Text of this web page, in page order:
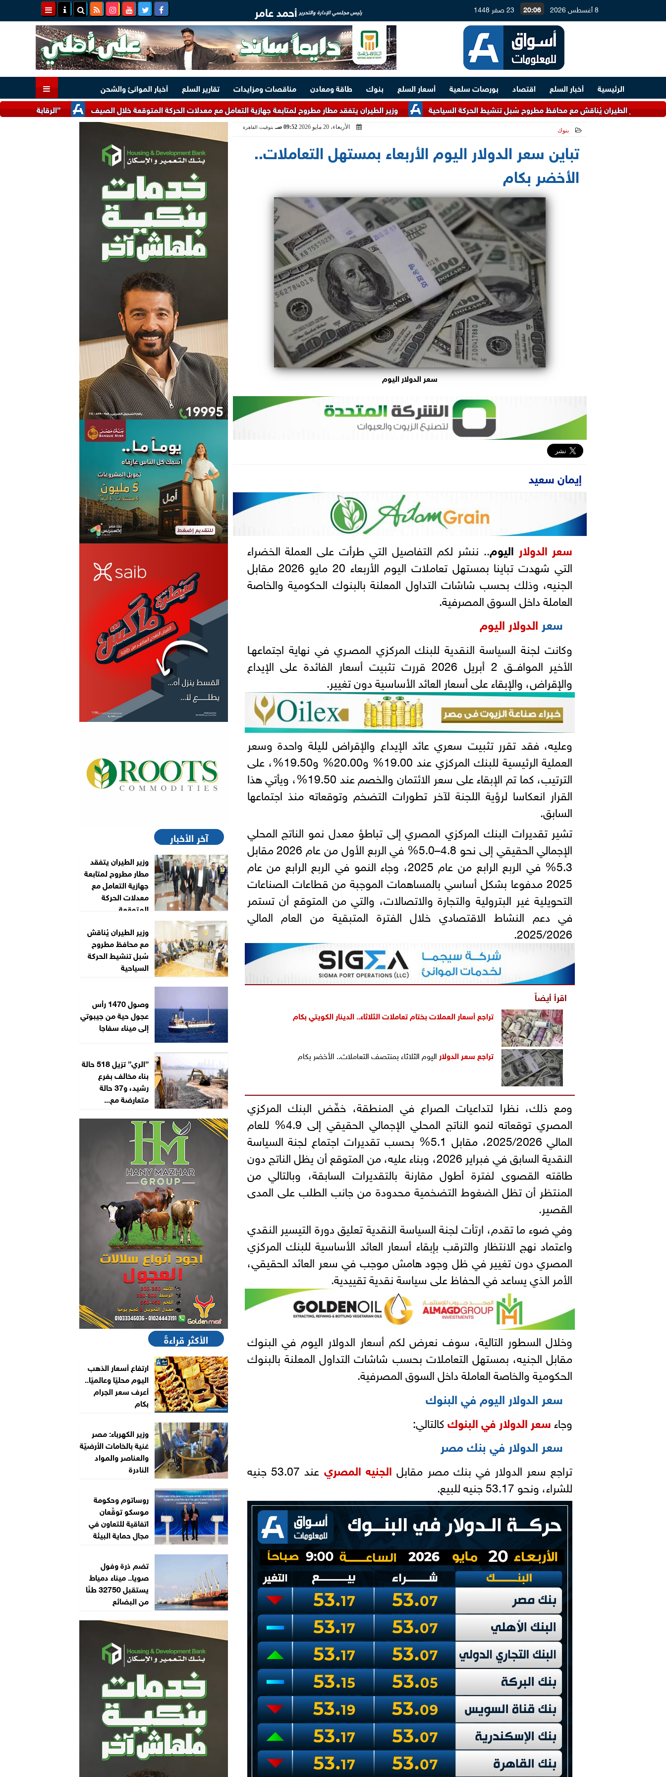
8 أغسطس 2026 20:06 23 صفر 1448 رئيس مجلسي الإدارة والتحرير أحمد عامر
الرئيسية أخبار السلع اقتصاد بورصات سلعية أسعار السلع بنوك طاقة ومعادن مناقصات ومزايدات تقارير السلع
أخبار الموانئ والشحن
”الرقابة المالية” تعدل بعض
وزير الطيران يتفقد مطار مطروح لمتابعة جهازية التعامل مع معدلات الحركة المتوقعة خلال الصيف يُناقش مع محافظ مطروح سُبل تنشيط الحركة السياحية
بنوك الأربعاء، 20 مايو 2026 09:52 صـ بتوقيت القاهرة
تباين سعر الدولار اليوم الأربعاء بمستهل التعاملات..
الأخضر بكام
سعر الدولار اليوم
إيمان سعيد
سعر الدولار اليوم.. ننشر لكم التفاصيل التي طرأت على العملة الخضراء
التي شهدت تباينا بمستهل تعاملات اليوم الأربعاء 20 مايو 2026 مقابل
الجنيه، وذلك بحسب شاشات التداول المعلنة بالبنوك الحكومية والخاصة
العاملة داخل السوق المصرفية.
سعر الدولار اليوم
وكانت لجنة السياسة النقدية للبنك المركزي المصـري في نهاية اجتماعهـا
الأخير الموافـــق 2 أبريل 2026 قررت تثبيت أسعار الفائدة على الإيداع
والإقراض، والإبقاء على أسعار العائد الأساسية دون تغيير.
وعليه، فقد تقرر تثبيت سعري عائد الإيداع والإقراض لليلة واحدة وسعر
العملية الرئيسية للبنك المركزي عند 19.00% و20.00% و19.50%، على
الترتيب، كما تم الإبقاء على سعر الائتمان والخصم عند 19.50%، ويأتي هذا
القرار انعكاسا لرؤية اللجنة لآخر تطورات التضخم وتوقعاته منذ اجتماعها
السابق.
تشير تقديرات البنك المركزي المصري إلى تباطؤ معدل نمو الناتج المحلي
الإجمالي الحقيقي إلى نحو 4.8–5.0% في الربع الأول من عام 2026 مقابل
5.3% في الربع الرابع من عام 2025، وجاء النمو في الربع الرابع من عام
2025 مدفوعا بشكل أساسي بالمساهمات الموجبة من قطاعات الصناعات
التحويلية غير البترولية والتجارة والاتصالات، والتي من المتوقع أن تستمر
في دعم النشاط الاقتصادي خلال الفترة المتبقية من العام المالي
2025/2026.
اقرأ أيضاً
تراجع أسعار العملات بختام تعاملات الثلاثاء.. الدينار الكويتي بكام
تراجع سعر الدولار اليوم الثلاثاء بمنتصف التعاملات.. الأخضر بكام
ومع ذلك، نظرا لتداعيات الصراع في المنطقة، خفّض البنك المركزي
المصري توقعاته لنمو الناتج المحلي الإجمالي الحقيقي إلى 4.9% للعام
المالي 2025/2026، مقابل 5.1% بحسب تقديرات اجتماع لجنة السياسة
النقدية السابق في فبراير 2026، وبناء عليه، من المتوقع أن يظل الناتج دون
طاقته القصوى لفترة أطول مقارنة بالتقديرات السابقة، وبالتالي من
المنتظر أن تظل الضغوط التضخمية محدودة من جانب الطلب على المدى
القصير.
وفي ضوء ما تقدم، ارتأت لجنة السياسة النقدية تعليق دورة التيسير النقدي
واعتماد نهج الانتظار والترقب بإبقاء أسعار العائد الأساسية للبنك المركزي
المصري دون تغيير في ظل وجود هامش موجب في سعر العائد الحقيقي،
الأمر الذي يساعد في الحفاظ على سياسة نقدية تقييدية.
وخلال السطور التالية، سوف نعرض لكم أسعار الدولار اليوم في البنوك
مقابل الجنيه، بمستهل التعاملات بحسب شاشات التداول المعلنة بالبنوك
الحكومية والخاصة العاملة داخل السوق المصرفية.
سعر الدولار اليوم في البنوك
وجاءسعر الدولار في البنوككالتالي:
سعر الدولار في بنك مصر
تراجع سعر الدولار في بنك مصر مقابل الجنيه المصري
عند 53.07 جنيه
للشراء، ونحو 53.17 جنيه للبيع.
آخر الأخبار
وزير الطيران يتفقد
مطار مطروح لمتابعة
جهازية التعامل مع
معدلات الحركة
المتوقعة...
وزير الطيران يُناقش
مع محافظ مطروح
سُبل تنشيط الحركة
السياحية
وصول 1470 رأس
عجول حية من جيبوتي
إلى ميناء سفاجا
”الري” تزيل 518 حالة
بناء مخالف بفرع
رشيد، و37 حالة
متعارضة مع...
الأكثر قراءةً
ارتفاع أسعار الذهب
اليوم محليًا وعالميًا..
أعرف سعر الجرام
بكام
وزير الكهرباء: مصر
غنية بالخامات الأرضيّة
والعناصر والمواد
النادرة
روساتوم وحكومة
موسكو توقّعان
اتفاقية للتعاون في
مجال حماية البيئة
تضم ذرة وفول
صويا.. ميناء دمياط
يستقبل 32750 طنًا
من البضائع